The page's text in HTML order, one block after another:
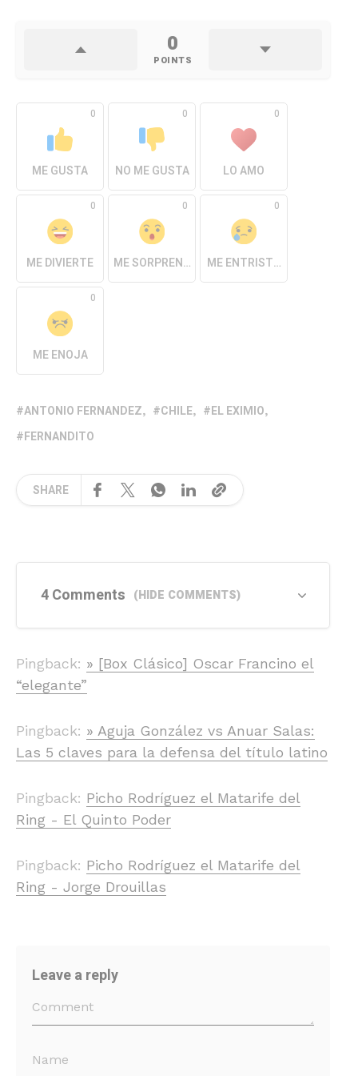
0
POINTS
0
ME GUSTA
0
NO ME GUSTA
0
LO AMO
0
ME DIVIERTE
0
ME SORPRENDE
0
ME ENTRISTECE
0
ME ENOJA
ANTONIO FERNANDEZ CHILE
EL EXIMIO
FERNANDITO
SHARE
4 Comments (HIDE COMMENTS)
Pingback: » [Box Clásico] Oscar Francino el
“elegante”
Pingback: » Aguja González vs Anuar Salas:
Las 5 claves para la defensa del título latino
Pingback: Picho Rodríguez el Matarife del
Ring - El Quinto Poder
Pingback: Picho Rodríguez el Matarife del
Ring - Jorge Drouillas
Leave a reply